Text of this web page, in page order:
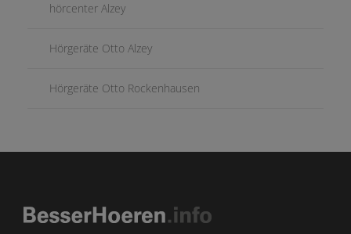
hörcenter Alzey
Hörgeräte Otto Alzey
Hörgeräte Otto Rockenhausen